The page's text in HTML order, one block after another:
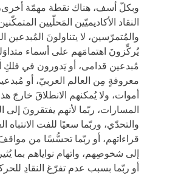
وبكلّ أسف، هناك نقطة مهمّة
النقاد الأكاديميّين المَحلّيين
والمُتمرّسين، لا يتناولونَ المُبدعين
يُركِّزونَ اهتمامَهم على أسماء
مُبدعين قدامى، أو يَدورون في فلكِ
معروفةٍ مِن العالم العربيّ، أو
أموات، ولا يُمكنهم الانطلاقَ خارجَ
المسارات، ربّما لأنهم يفتقرونَ إلى
والتحدّي، وربّما سعيًا للفت الانتباه
قراءاتهم، أو ربّما تحسُّسًا من
إلى شخوصِهم، واتهام نواياهم بما
أو ربّما بسبب عدم تفرّغ النقادِ